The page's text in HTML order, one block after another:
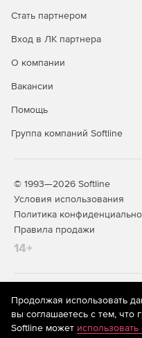
Стать партнером
Вход в ЛК партнера
О компании
Вакансии
Помощь
Группа компаний Softline
© 1993—2026 Softline
Условия использования
Политика
Правила продажи
14+
На информационном
рекомендательные
предоставления
систематизации и анализа
Продолжая использовать
вы соглашаетесь с тем, что
Softline может